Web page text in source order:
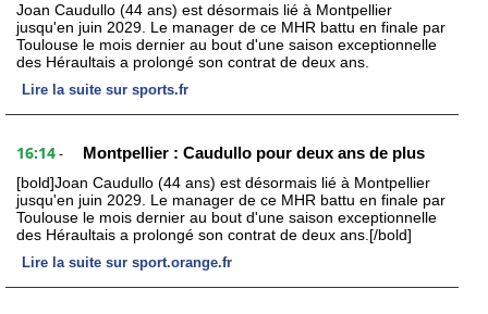
Joan Caudullo (44 ans) est désormais lié à Montpellier
jusqu'en juin 2029. Le manager de ce MHR battu en finale par
Toulouse le mois dernier au bout d'une saison exceptionnelle
des Héraultais a prolongé son contrat de deux ans.
Lire la suite sur sports.fr
16:14 - Montpellier : Caudullo pour deux ans de plus
[bold]Joan Caudullo (44 ans) est désormais lié à Montpellier
jusqu'en juin 2029. Le manager de ce MHR battu en finale par
Toulouse le mois dernier au bout d'une saison exceptionnelle
des Héraultais a prolongé son contrat de deux ans.[/bold]
Lire la suite sur sport.orange.fr